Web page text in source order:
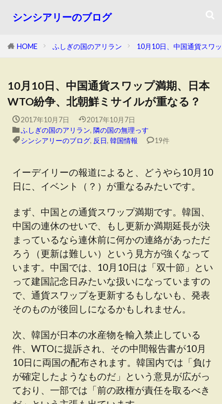
シンシアリーのブログ
HOME ふしぎの国のアリラン 10月10日、中国通貨スワ
10月10日、中国通貨スワップ満期、日本
WTO紛争、北朝鮮ミサイルが重なる？
2017年10月7日
2017年10月7日
ふしぎの国のアリラン, 隣の国の無理っす
シンシアリーのブログ, 反日, 韓国情報 19件
イーデイリーの報道によると、どうやら10月10
日に、イベント（？）が重なるみたいです。
まず、中国との通貨スワップ満期です。韓国、
中国の連休のせいで、もし更新か満期延長が決
まっているなら連休前に何かの連絡があっただ
ろう（更新は難しい）という見方が強くなって
います。中国では、10月10日は「双十節」とい
って建国記念日みたいな扱いになっていますの
で、通貨スワップを更新するもしないも、発表
そのものが後回しになるかもしれません。
次、韓国が日本の水産物を輸入禁止している
件、WTOに提訴され、その中間報告書が10月
10日に両国の配布されます。韓国内では「負け
が確定したようなものだ」という意見が広がっ
ており、一部では「前の政権が責任を取るべき